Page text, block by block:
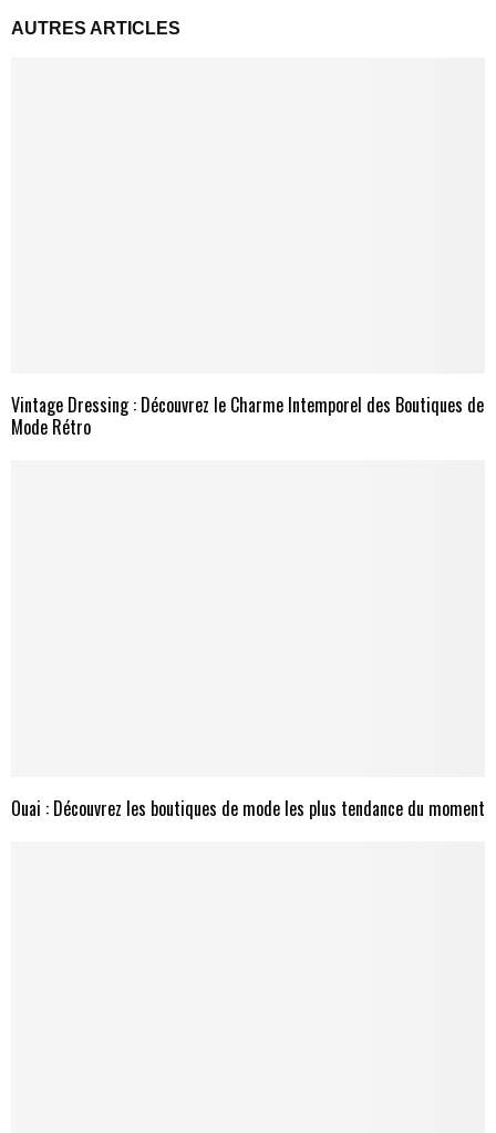
AUTRES ARTICLES
Vintage Dressing : Découvrez le Charme Intemporel des Boutiques de
Mode Rétro
Ouai : Découvrez les boutiques de mode les plus tendance du moment